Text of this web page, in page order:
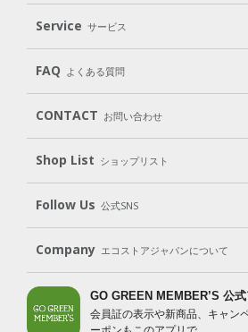
パッケージへのこだわり
動
Laundry
Cleaning Baby
Body（ボディ） Hair（ヘア）
Goods （グッズ）
Gift set
Service サービス
User Guide
Subscription（定期
FAQ よくある質問
CONTACT お問い合わせ
Shop List ショップリスト
Shop List
Follow Us 公式SNS
LINE＠ Instagram
Company エコストアジャパンについて
会社案内 ご利用規約
プラ
特定商取引法に基づく表示
GO GREEN MEMBER’S 公式
会員証の表示や新商品、キャン